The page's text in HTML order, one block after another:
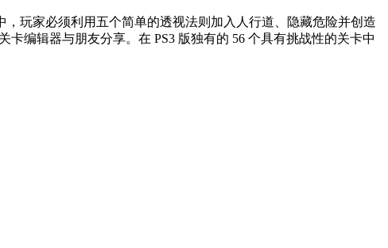
，玩家必须利用五个简单的透视法则加入人行道、隐藏危险并创造
编辑器与朋友分享。在 PS3 版独有的 56 个具有挑战性的关卡中